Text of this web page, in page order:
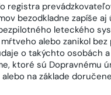
registra
bezodkladne zapíše aj
leteckého
alebo zanikol
o takýchto osobách
ktoré sú Dopravnému
na základe